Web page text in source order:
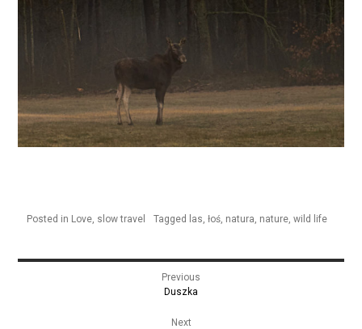
Posted in Love slow travel Tagged las łoś natura nature wild life
Nawigacja
Previous
Previous
Duszka
Next